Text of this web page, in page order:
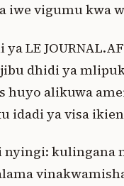
iwe vigumu kwa
ya LE
dhidi ya
huyo alikuwa
idadi ya visa
nyingi: kulingana